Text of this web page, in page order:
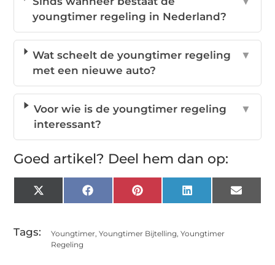
youngtimer regeling in Nederland?
Wat scheelt de youngtimer regeling
met een nieuwe auto?
▼
Voor wie is de youngtimer regeling
interessant?
▼
Goed artikel? Deel hem dan op:
X
(Twitter)
FacebookPinterestLinkedInEmail
Tags: Youngtimer,Youngtimer Bijtelling,Youngtimer
Regeling